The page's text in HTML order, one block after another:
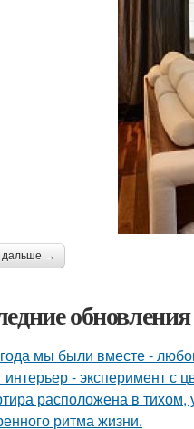
дальше →
мы были вместе -
интерьер - эксперимент с
расположена в
ритма жизни.